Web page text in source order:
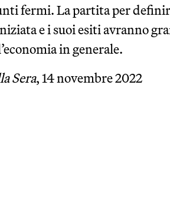
fermi. La partita per
e i suoi esiti avranno
in generale.
Sera, 14 novembre 2022